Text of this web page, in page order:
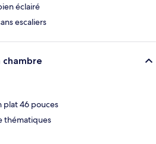
éclairé
escaliers
chambre
plat 46 pouces
thématiques